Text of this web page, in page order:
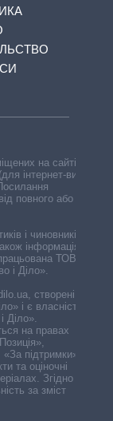
на сайті,
інтернет-видань
повного або
і чиновників,
інформація про
ТОВ «ІА
і Діло».
створені ГО
і є власністю
Діло».
на правах
підтримки».
та оціночні
Згідно з
за зміст